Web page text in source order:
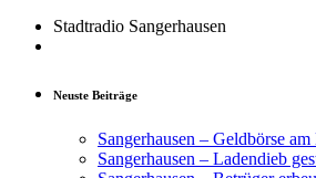
Stadtradio Sangerhausen
Neuste Beiträge
Sangerhausen – Geldbörse
Sangerhausen – Ladendieb